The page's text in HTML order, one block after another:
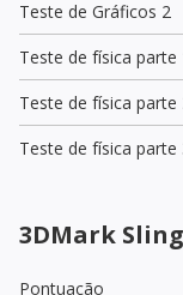
Teste de Gráficos 2
Teste de física parte
Teste de física parte
Teste de física parte
3DMark
Pontuação